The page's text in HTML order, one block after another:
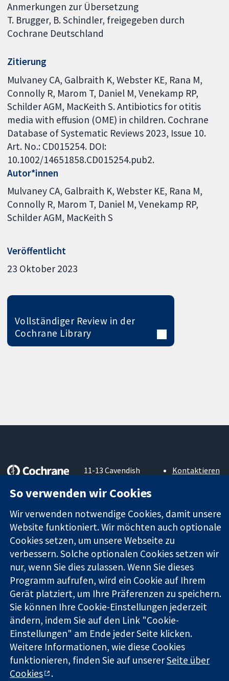
Anmerkungen zur Übersetzung
T. Brugger, B. Schindler, freigegeben durch
Cochrane Deutschland
Zitierung
Mulvaney CA, Galbraith K, Webster KE, Rana M,
Connolly R, Marom T, Daniel M, Venekamp RP,
Schilder AGM, MacKeith S. Antibiotics for otitis
media with effusion (OME) in children. Cochrane
Database of Systematic Reviews 2023, Issue 10.
Art. No.: CD015254. DOI:
10.1002/14651858.CD015254.pub2.
Autor*innen
Mulvaney CA Galbraith K Webster KE Rana M
Connolly R Marom T Daniel M Venekamp RP
Schilder AGM MacKeith S
Veröffentlicht
23 Oktober 2023
Vollständiger Review in der
Cochrane Library
Zuverlässige
Informierte
Entscheidungen
Bessere
Gesundheit
11-13 Cavendish
London
Vereinigtes
Königreich
Kontaktieren
Über uns
Cochrane
Library
Die Cochrane Collaboration ist eine gemeinützige Organisation
(Nr. 1045921) und in England und in Wales als eine Gesellschaft
mit beschränkter Haftung (Nr. 03044323) registriert.
Umsatzsteuer-Identifikationsnummer GB 718 2127 49.
Copyright © 2026 The Cochrane Collaboration
Bedingungen für die Webseite| Haftungsausschluss|
Datenschutz |Cookie-Richtlinien |Cookie-Einstellungen
So verwenden wir Cookies
Wir verwenden notwendige Cookies, damit unsere
Website funktioniert. Wir möchten auch optionale
Cookies setzen, um unsere Webseite zu
verbessern. Solche optionalen Cookies setzen wir
nur, wenn Sie dies zulassen. Wenn Sie dieses
Programm aufrufen, wird ein Cookie auf Ihrem
Gerät platziert, um Ihre Präferenzen zu speichern.
Sie können Ihre Cookie-Einstellungen jederzeit
ändern, indem Sie auf den Link "Cookie-
Einstellungen" am Ende jeder Seite klicken.
Weitere Informationen, wie diese Cookies
funktionieren, finden Sie auf unsererSeite über
Cookies
.